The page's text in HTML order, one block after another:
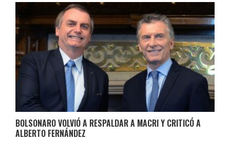
BOLSONARO VOLVIÓ A RESPALDAR A MACRI Y CRITICÓ A
ALBERTO FERNÁNDEZ